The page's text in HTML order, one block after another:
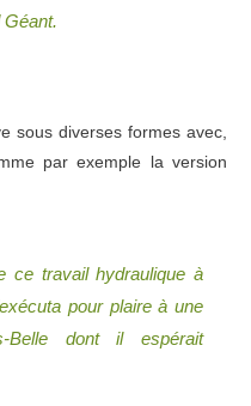
sous diverses formes avec,
par exemple la version
ce travail hydraulique à
pour plaire à une
Belle dont il espérait